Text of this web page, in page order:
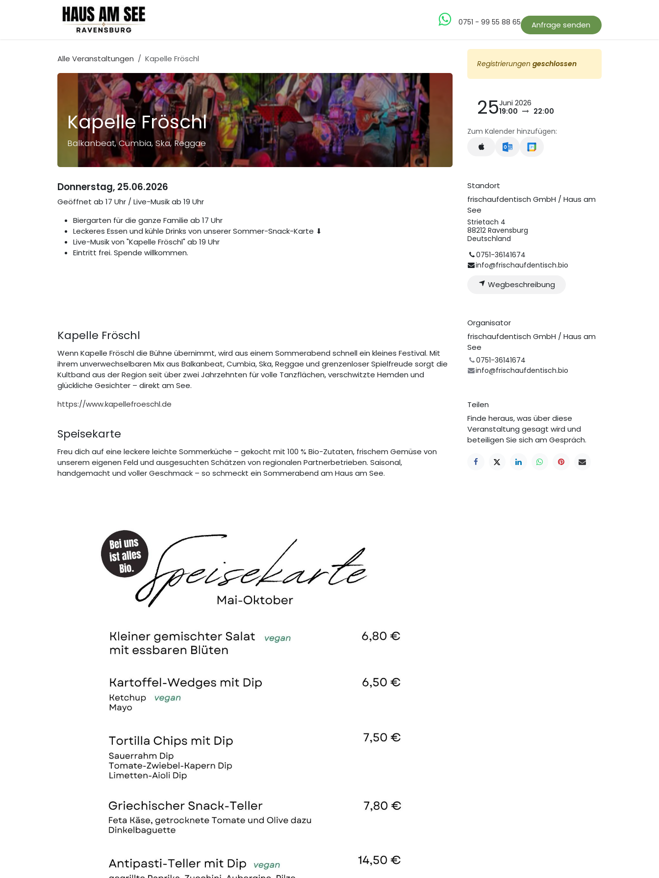
Zum Inhalt springen
Jobs 0751 - 99 55 88 65 Anfrage senden
Alle Veranstaltungen Kapelle Fröschl
Kapelle Fröschl
Balkanbeat, Cumbia, Ska, Reggae
Donnerstag, 25.06.2026
Geöffnet ab 17 Uhr / Live-Musik ab 19 Uhr
Biergarten für die ganze Familie ab 17 Uhr
Leckeres Essen und kühle Drinks von unserer Sommer-Snack-Karte ⬇
Live-Musik von "Kapelle Fröschl" ab 19 Uhr
Eintritt frei. Spende willkommen.
Kapelle Fröschl
Wenn Kapelle Fröschl die Bühne übernimmt, wird aus einem Sommerabend schnell ein kleines Festival. Mit
ihrem unverwechselbaren Mix aus Balkanbeat, Cumbia, Ska, Reggae und grenzenloser Spielfreude sorgt die
Kultband aus der Region seit über zwei Jahrzehnten für volle Tanzflächen, verschwitzte Hemden und
glückliche Gesichter – direkt am See.
https://www.kapellefroeschl.de
Speisekarte
Freu dich auf eine leckere leichte Sommerküche – gekocht mit 100 % Bio-Zutaten, frischem Gemüse von
unserem eigenen Feld und ausgesuchten Schätzen von regionalen Partnerbetrieben. Saisonal,
handgemacht und voller Geschmack – so schmeckt ein Sommerabend am Haus am See.
Registrierungen geschlossen
25Juni 2026
19:00
22:00
Zum Kalender hinzufügen:
Standort
frischaufdentisch GmbH / Haus am
See
Strietach 4
88212 Ravensburg
Deutschland
0751-36141674
info@frischaufdentisch.bio
Wegbeschreibung
Organisator
frischaufdentisch GmbH / Haus am
See
0751-36141674
info@frischaufdentisch.bio
Teilen
Finde heraus, was über diese
Veranstaltung gesagt wird und
beteiligen Sie sich am Gespräch.